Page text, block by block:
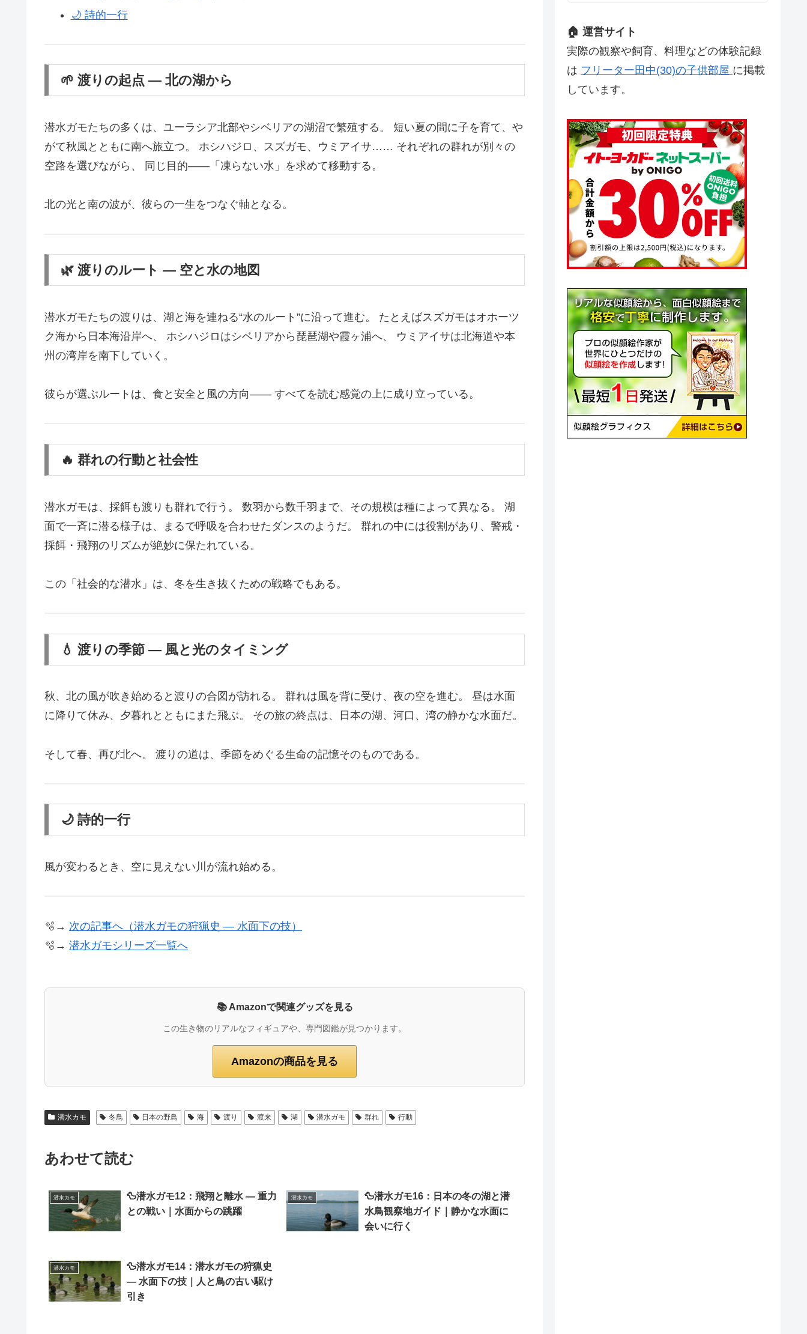
🌙 詩的一行
🌱 渡りの起点 ― 北の湖から
潜水ガモたちの多くは、ユーラシア北部やシベリアの湖沼で繁殖する。 短い夏の間に子を育て、や
がて秋風とともに南へ旅立つ。 ホシハジロ、スズガモ、ウミアイサ…… それぞれの群れが別々の
空路を選びながら、 同じ目的――「凍らない水」を求めて移動する。
北の光と南の波が、彼らの一生をつなぐ軸となる。
🌿 渡りのルート ― 空と水の地図
潜水ガモたちの渡りは、湖と海を連ねる“水のルート”に沿って進む。 たとえばスズガモはオホーツ
ク海から日本海沿岸へ、 ホシハジロはシベリアから琵琶湖や霞ヶ浦へ、 ウミアイサは北海道や本
州の湾岸を南下していく。
彼らが選ぶルートは、食と安全と風の方向―― すべてを読む感覚の上に成り立っている。
🔥 群れの行動と社会性
潜水ガモは、採餌も渡りも群れで行う。 数羽から数千羽まで、その規模は種によって異なる。 湖
面で一斉に潜る様子は、まるで呼吸を合わせたダンスのようだ。 群れの中には役割があり、警戒・
採餌・飛翔のリズムが絶妙に保たれている。
この「社会的な潜水」は、冬を生き抜くための戦略でもある。
💧 渡りの季節 ― 風と光のタイミング
秋、北の風が吹き始めると渡りの合図が訪れる。 群れは風を背に受け、夜の空を進む。 昼は水面
に降りて休み、夕暮れとともにまた飛ぶ。 その旅の終点は、日本の湖、河口、湾の静かな水面だ。
そして春、再び北へ。 渡りの道は、季節をめぐる生命の記憶そのものである。
🌙 詩的一行
風が変わるとき、空に見えない川が流れ始める。
🫧→ 次の記事へ（潜水ガモの狩猟史 ― 水面下の技）
🫧→ 潜水ガモシリーズ一覧へ
📚 Amazonで関連グッズを見る
この生き物のリアルなフィギュアや、専門図鑑が見つかります。
Amazonの商品を見る
潜水カモ 冬鳥 日本の野鳥 海 渡り 渡来 湖 潜水ガモ 群れ 行動
あわせて読む
潜水カモ
🦆潜水ガモ12：飛翔と離水 ― 重力
との戦い｜水面からの跳躍
潜水カモ
🦆潜水ガモ16：日本の冬の湖と潜
水鳥観察地ガイド｜静かな水面に
会いに行く
潜水カモ
🦆潜水ガモ14：潜水ガモの狩猟史
― 水面下の技｜人と鳥の古い駆け
引き
🏠 運営サイト
実際の観察や飼育、料理などの体験記録
は フリーター田中(30)の子供部屋 に掲載
しています。